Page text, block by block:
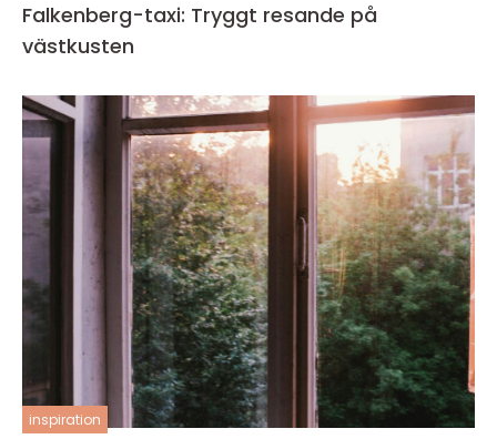
Falkenberg-taxi: Tryggt resande på
västkusten
inspiration